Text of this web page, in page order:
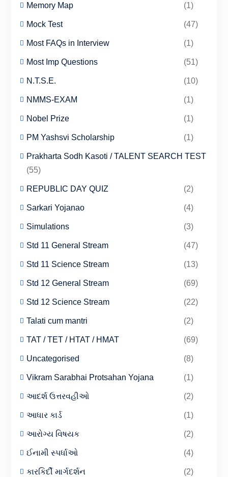
Memory Map (1)
Mock Test (47)
Most FAQs in Interview (1)
Most Imp Questions (51)
N.T.S.E. (10)
NMMS-EXAM (1)
Nobel Prize (1)
PM Yashsvi Scholarship (1)
Prakharta Sodh Kasoti / TALENT SEARCH TEST
(55)
REPUBLIC DAY QUIZ (2)
Sarkari Yojanao (4)
Simulations (3)
Std 11 General Stream (47)
Std 11 Science Stream (13)
Std 12 General Stream (69)
Std 12 Science Stream (22)
Talati cum mantri (2)
TAT / TET / HTAT / HMAT (69)
Uncategorised (8)
Vikram Sarabhai Protsahan Yojana (1)
આદર્શ ઉત્તરવહીઓ (2)
આધાર કાર્ડ (1)
આરોગ્ય વિષયક (2)
ઈનામી સ્પર્ધાઓ (4)
કારકિર્દી માર્ગદર્શન (2)